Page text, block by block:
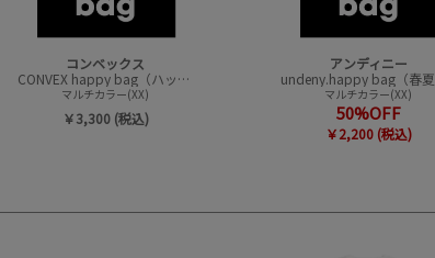
コンベックス
CONVEX happy bag（ハッピーバック）
マルチカラー(XX)
￥3,300 (税込)
アンディニー
マルチカラー(XX)
50%OFF
￥2,200 (税込)